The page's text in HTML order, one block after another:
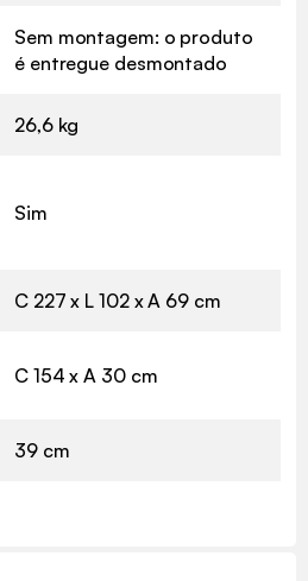
Sem montagem: o produto
é entregue desmontado
26,6 kg
Sim
C 227 x L 102 x A 69 cm
C 154 x A 30 cm
39 cm